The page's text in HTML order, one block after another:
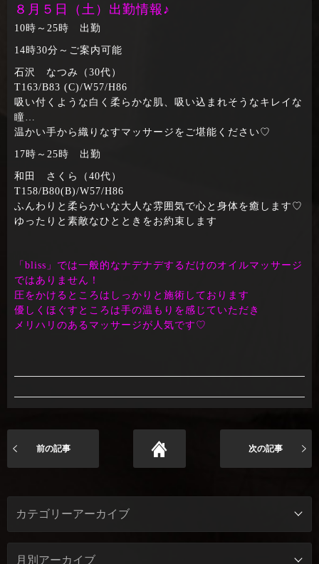
８月５日（土）出勤情報♪
10時～25時 出勤
14時30分～ご案内可能
石沢 なつみ（30代）
T163/B83 (C)/W57/H86
吸い付くような白く柔らかな肌、吸い込まれそうなキレイな
瞳…
温かい手から織りなすマッサージをご堪能ください♡
17時～25時 出勤
和田 さくら（40代）
T158/B80(B)/W57/H86
ふんわりと柔らかいな大人な雰囲気で心と身体を癒します♡
ゆったりと素敵なひとときをお約束します
「bliss」では一般的なナデナデするだけのオイルマッサージ
ではありません！
圧をかけるところはしっかりと施術しております
優しくほぐすところは手の温もりを感じていただき
メリハリのあるマッサージが人気です♡
前の記事 次の記事